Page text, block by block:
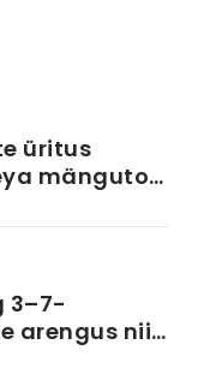
üritus
mängutoa
3–7-
arengus nii